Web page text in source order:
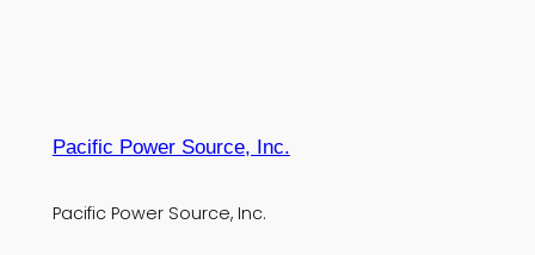
Pacific Power Source, Inc.
Pacific Power Source, Inc.